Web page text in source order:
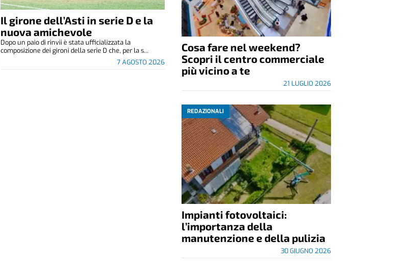
Il girone dell’Asti in serie D e la
nuova amichevole
7 AGOSTO 2026
Dopo un paio di rinvii è stata ufficializzata la
composizione dei gironi della serie D che, per la s...
Cosa fare nel weekend?
Scopri il centro commerciale
più vicino a te
21 LUGLIO 2026
REDAZIONALI
Impianti fotovoltaici:
l’importanza della
manutenzione e della pulizia
30 GIUGNO 2026